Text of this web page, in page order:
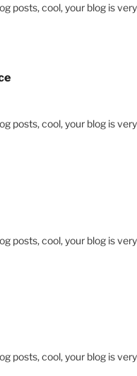
posts, cool, your blog is
posts, cool, your blog is
posts, cool, your blog is
posts, cool, your blog is